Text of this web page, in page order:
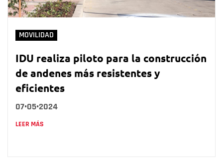
MOVILIDAD
IDU realiza piloto para la construcción
de andenes más resistentes y
eficientes
07•05•2024
LEER MÁS